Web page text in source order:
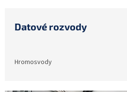
Datové rozvody
Hromosvody